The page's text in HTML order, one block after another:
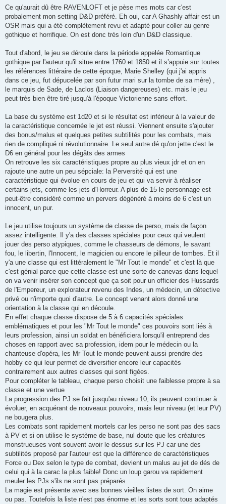
Ce qu'aurait dû être RAVENLOFT et je pèse mes mots car c'est
probalement mon setting D&D préféré. Eh oui, car A Ghashly affair est un
OSR mais qui a été complètement revu et adapté pour coller au genre
gothique et horrifique. On est donc très loin d'un D&D classique.
Tout d'abord, le jeu se déroule dans la période appelée Romantique
gothique par l'auteur qu'il situe entre 1760 et 1850 et il s’appuie sur toutes
les références littéraire de cette époque, Marie Shelley (qui j'ai appris
dans ce jeu, fut dépucelée par son futur mari sur la tombe de sa mère) ,
le marquis de Sade, de Laclos (Liaison dangereuses) etc. mais le jeu
peut très bien être tiré jusqu'à l'époque Victorienne sans effort.
La base du système est 1d20 et si le résultat est inférieur à la valeur de
la caractéristique concernée le jet est réussi. Viennent ensuite s'ajouter
des bonus/malus et quelques petites subtilités pour les combats, mais
rien de compliqué ni révolutionnaire. Le seul autre dé qu'on jette c'est le
D6 en général pour les dégâts des armes
On retrouve les six caractéristiques propre au plus vieux jdr et on en
rajoute une autre un peu sépciale: la Perversité qui est une
caractéristique qui évolue en cours de jeu et qui va servir à réaliser
certains jets, comme les jets d'Horreur. A plus de 15 le personnage est
peut-être considéré comme un pervers dégénéré à moins de 6 c'est un
innocent, un pur.
Le jeu utilise toujours un système de classe de perso, mais de façon
assez intelligente. Il y'a des classes spéciales pour ceux qui veulent
jouer des perso atypiques, comme le chasseurs de démons, le savant
fou, le libertin, l'Innocent, le magicien ou encore le pilleur de tombes. Et il
y'a une classe qui est littéralement le "Mr Tout le monde" et c'est là que
c'est génial parce que cette classe est une sorte de canevas dans lequel
on va venir insérer son concept que ça soit pour un officier des Hussards
de l'Empereur, un explorateur revenu des Indes, un médecin, un détective
privé ou n'importe quoi d'autre. Le concept venant alors donné une
orientation à la classe qui en découle.
En effet chaque classe dispose de 5 à 6 capacités spéciales
emblématiques et pour les "Mr Tout le monde" ces pouvoirs sont liés à
leurs profession, ainsi un soldat en bénéficiera lorsqu'il entreprend des
choses en rapport avec sa profession, idem pour le médecin ou la
chanteuse d'opéra, les Mr Tout le monde peuvent aussi prendre des
hobby ce qui leur permet de diversifier encore leur capacités
contrairement aux autres classes qui sont figées.
Pour compléter le tableau, chaque perso choisit une faiblesse propre à sa
classe et une vertue
La progression des PJ se fait jusqu'au niveau 10, ils peuvent continuer à
évoluer, en acquérant de nouveaux pouvoirs, mais leur niveau (et leur PV)
ne bougera plus.
Les combats sont rapidement mortels car les perso ne sont pas des sacs
à PV et si on utilise le système de base, nul doute que les créatures
monstrueuses vont souvent avoir le dessus sur les PJ car une des
subtilités proposé par l'auteur est que la différence de caractéristiques
Force ou Dex selon le type de combat, devient un malus au jet de dés de
celui qui à la carac la plus faible! Donc un loup garou va rapidement
meuler les PJs s'ils ne sont pas préparés.
La magie est présente avec ses bonnes vieilles listes de sort. On aime
ou pas. Toutefois la liste n'est pas énorme et les sorts sont tous adaptés